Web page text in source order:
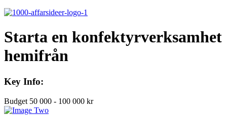
Starta en konfektyrverksamhet
hemifrån
Key Info:
Budget 50 000 - 100 000 kr